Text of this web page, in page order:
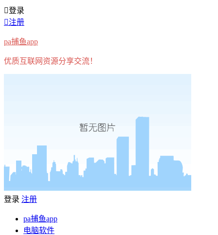
登录
注册
pa捕鱼app
优质互联网资源分享交流！
登录 注册
pa捕鱼app
电脑软件